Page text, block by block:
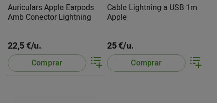
Auriculars Apple Earpods
Amb Conector Lightning
22,5 €/u.
Comprar
Cable Lightning a USB 1m
Apple
25 €/u.
Comprar